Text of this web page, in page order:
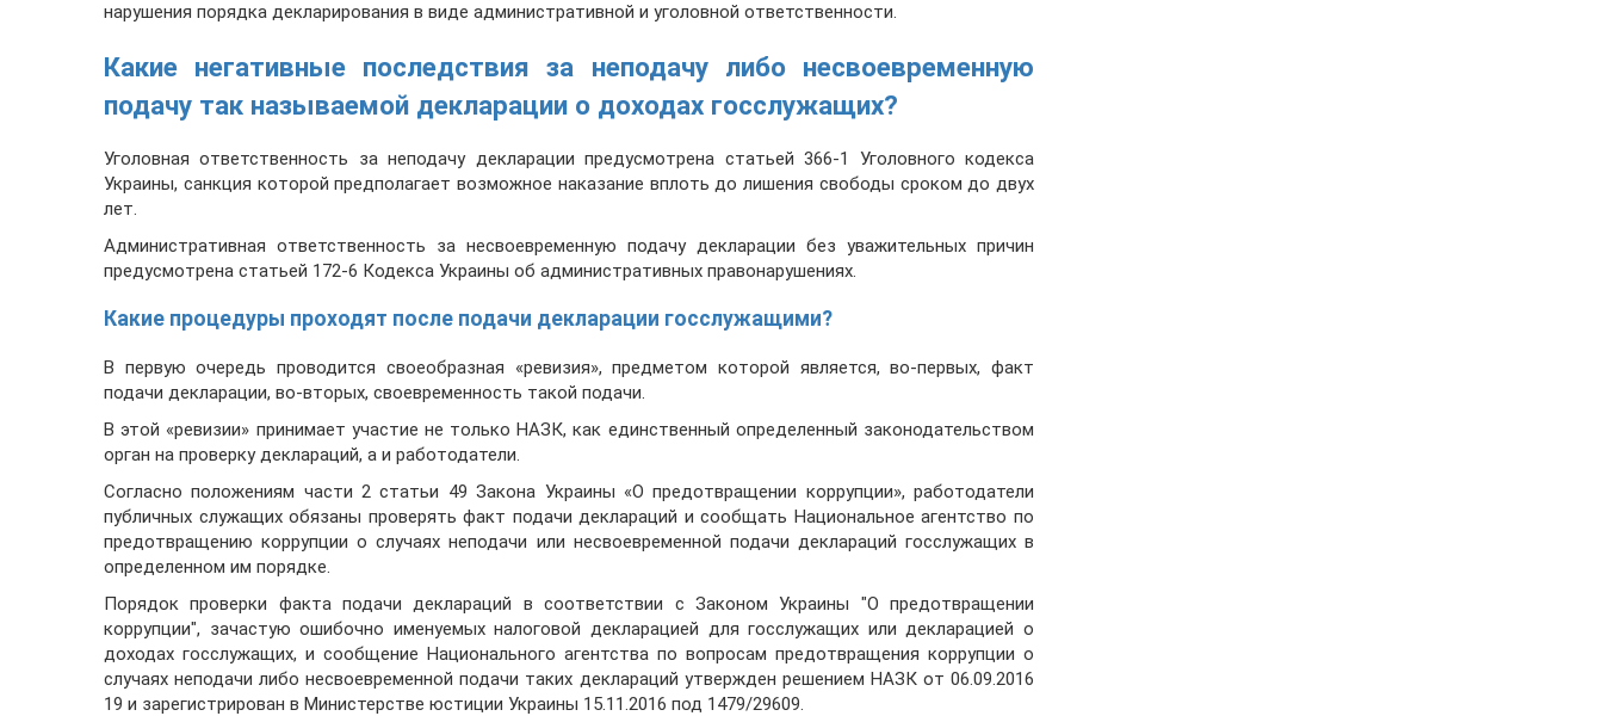
нарушения порядка декларирования в виде административной и уголовной ответственности.
Какие негативные последствия за неподачу либо несвоевременную
подачу так называемой декларации о доходах госслужащих?
Уголовная ответственность за неподачу декларации предусмотрена статьей 366-1 Уголовного кодекса
Украины, санкция которой предполагает возможное наказание вплоть до лишения свободы сроком до двух
лет.
Административная ответственность за несвоевременную подачу декларации без уважительных причин
предусмотрена статьей 172-6 Кодекса Украины об административных правонарушениях.
Какие процедуры проходят после подачи декларации госслужащими?
В первую очередь проводится своеобразная «ревизия», предметом которой является, во-первых, факт
подачи декларации, во-вторых, своевременность такой подачи.
В этой «ревизии» принимает участие не только НАЗК, как единственный определенный законодательством
орган на проверку деклараций, а и работодатели.
Согласно положениям части 2 статьи 49 Закона Украины «О предотвращении коррупции», работодатели
публичных служащих обязаны проверять факт подачи деклараций и сообщать Национальное агентство по
предотвращению коррупции о случаях неподачи или несвоевременной подачи деклараций госслужащих в
определенном им порядке.
Порядок проверки факта подачи деклараций в соответствии с Законом Украины "О предотвращении
коррупции", зачастую ошибочно именуемых налоговой декларацией для госслужащих или декларацией о
доходах госслужащих, и сообщение Национального агентства по вопросам предотвращения коррупции о
случаях неподачи либо несвоевременной подачи таких деклараций утвержден решением НАЗК от 06.09.2016
19 и зарегистрирован в Министерстве юстиции Украины 15.11.2016 под 1479/29609.